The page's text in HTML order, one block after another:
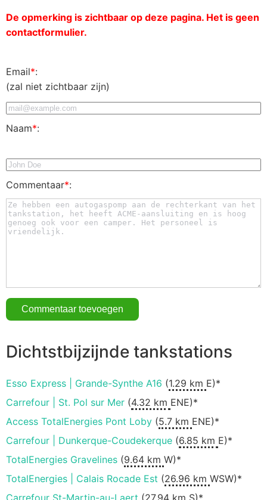
De opmerking is zichtbaar op deze pagina. Het is geen
contactformulier.
Email*:
(zal niet zichtbaar zijn)
Naam*:
Commentaar*:
Dichtstbijzijnde tankstations
Esso Express | Grande-Synthe A16 (1.29 km E)*
Carrefour | St. Pol sur Mer (4.32 km ENE)*
Access TotalEnergies Pont Loby (5.7 km ENE)*
Carrefour | Dunkerque-Coudekerque (6.85 km E)*
TotalEnergies Gravelines (9.64 km W)*
TotalEnergies | Calais Rocade Est (26.96 km WSW)*